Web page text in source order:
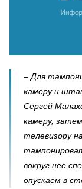
– Для
камеру и
Сергей
камеру,
телевизору
вокруг нее
опускаем в